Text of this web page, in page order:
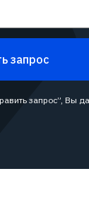
запрос
запрос”, Вы